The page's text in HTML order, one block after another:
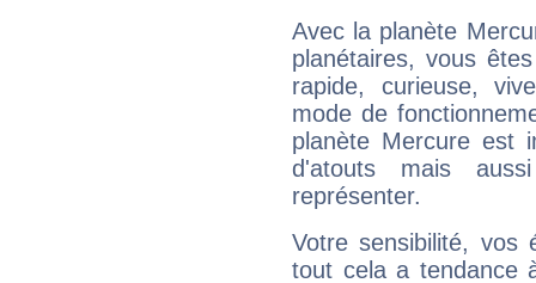
Avec la planète
planétaires, vous
rapide, curieuse,
mode de
planète Mercure est
d'atouts mais
représenter.
Votre sensibilité,
tout cela a tendance